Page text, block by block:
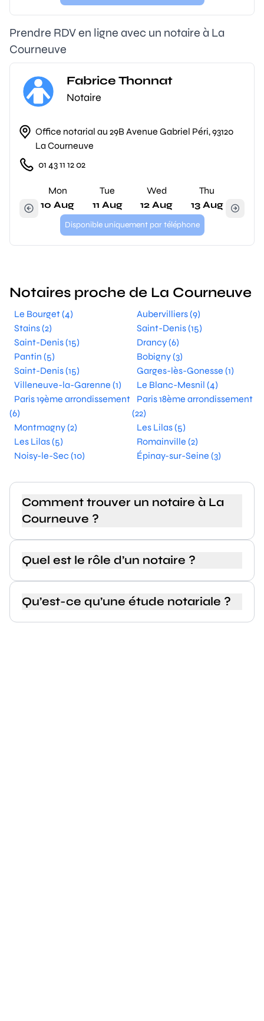
Prendre RDV en ligne avec un notaire à La
Courneuve
Fabrice Thonnat
Notaire
Office notarial au 29B Avenue Gabriel Péri, 93120
La Courneuve
01 43 11 12 02
Mon
10 Aug
Tue
11 Aug
Wed
12 Aug
Thu
13 Aug
Disponible uniquement par téléphone
Notaires proche de La Courneuve
Le Bourget (4)
Aubervilliers (9)
Stains (2)
Saint-Denis (15)
Saint-Denis (15)
Drancy (6)
Pantin (5)
Bobigny (3)
Saint-Denis (15)
Garges-lès-Gonesse (1)
Villeneuve-la-Garenne (1)
Le Blanc-Mesnil (4)
Paris 19ème arrondissement
(6)
Paris 18ème arrondissement
(22)
Montmagny (2)
Les Lilas (5)
Les Lilas (5)
Romainville (2)
Noisy-le-Sec (10)
Épinay-sur-Seine (3)
Comment trouver un notaire à La
Courneuve ?
Quel est le rôle d’un notaire ?
Qu’est-ce qu’une étude notariale ?